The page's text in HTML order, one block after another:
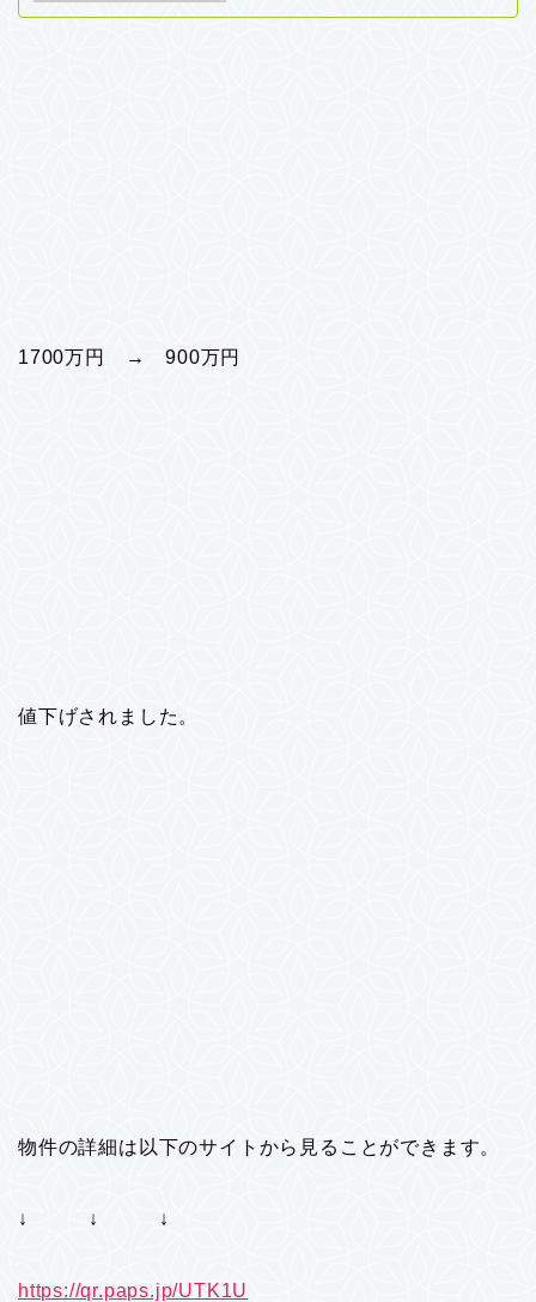
1700万円 → 900万円
値下げされました。
物件の詳細は以下のサイトから見ることができます。
↓ ↓ ↓
https://qr.paps.jp/UTK1U